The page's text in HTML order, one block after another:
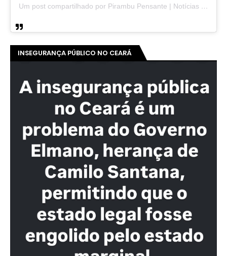
Um post compartilhado por Pirambu Pensante | Notícias & Entretenimento (@pirambupensante)
INSEGURANÇA PÚBLICO NO CEARÁ